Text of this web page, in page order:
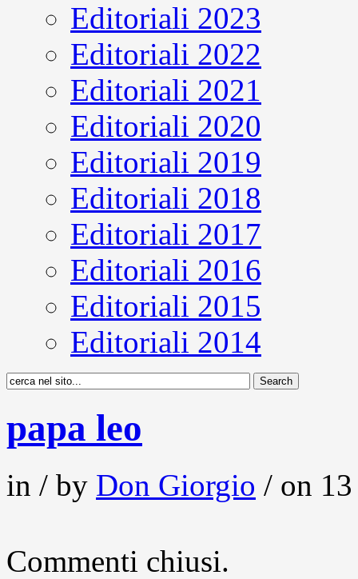
Editoriali 2023
Editoriali 2022
Editoriali 2021
Editoriali 2020
Editoriali 2019
Editoriali 2018
Editoriali 2017
Editoriali 2016
Editoriali 2015
Editoriali 2014
papa leo
in / by Don Giorgio / on
Commenti chiusi.